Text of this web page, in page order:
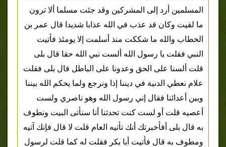
المسلمين أرد إلى المشركين وقد جئت مسلما ألا ترون
ما لقيت وكان قد عذب في الله عذابا شديدا قال عمر بن
الخطاب والله ما شككت منذ أسلمت إلا يومئذ فأتيت
النبي فقلت يا رسول الله ألست نبي الله حقا قال بلى
قلت ألسنا على الحق وعدونا على الباطل قال بلى فقلت
علام نعطي الدنية في ديننا إذا ونرجع ولما يحكم الله بيننا
وبين أعدائنا فقال إني رسول الله وهو ناصري ولست
أعصيه قلت أو لست كنت تحدثنا أنا سنأتى البيت ونطوف
به قال بلى أفأخبرتك أنك تأتيه العام قلت لا قال فإنك آتيه
ومطوف به قال فأتيت أبا بكر فقلت له كما قلت لرسول